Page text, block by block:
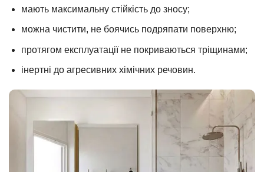
мають максимальну стійкість до зносу;
можна чистити, не боячись подряпати поверхню;
протягом експлуатації не покриваються тріщинами;
інертні до агресивних хімічних речовин.